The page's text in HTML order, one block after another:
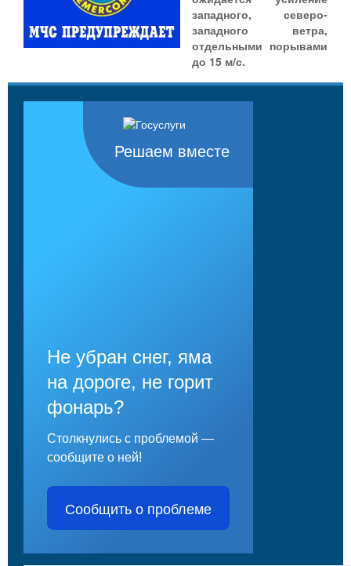
западного, северо-
западного ветра,
отдельными порывами
до 15 м/с.
Решаем вместе
Не убран снег, яма
на дороге, не горит
фонарь?
Столкнулись с проблемой —
сообщите о ней!
Сообщить о проблеме